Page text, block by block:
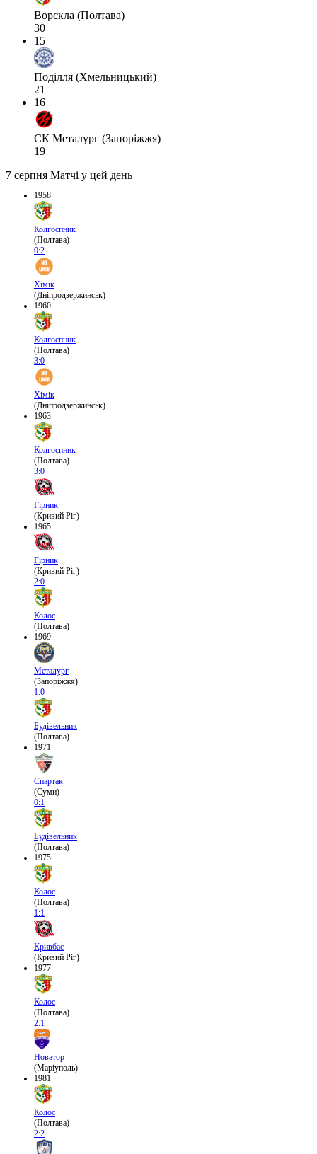
Ворскла (Полтава)
30
15
Поділля (Хмельницький)
21
16
СК Металург (Запоріжжя)
19
7 серпня Матчі у цей день
1958
Колгоспник
(Полтава)
0:2
Хімік
(Дніпродзержинськ)
1960
Колгоспник
(Полтава)
3:0
Хімік
(Дніпродзержинськ)
1963
Колгоспник
(Полтава)
3:0
Гірник
(Кривий Ріг)
1965
Гірник
(Кривий Ріг)
2:0
Колос
(Полтава)
1969
Металург
(Запоріжжя)
1:0
Будівельник
(Полтава)
1971
Спартак
(Суми)
0:1
Будівельник
(Полтава)
1975
Колос
(Полтава)
1:1
Кривбас
(Кривий Ріг)
1977
Колос
(Полтава)
2:1
Новатор
(Маріуполь)
1981
Колос
(Полтава)
2:2